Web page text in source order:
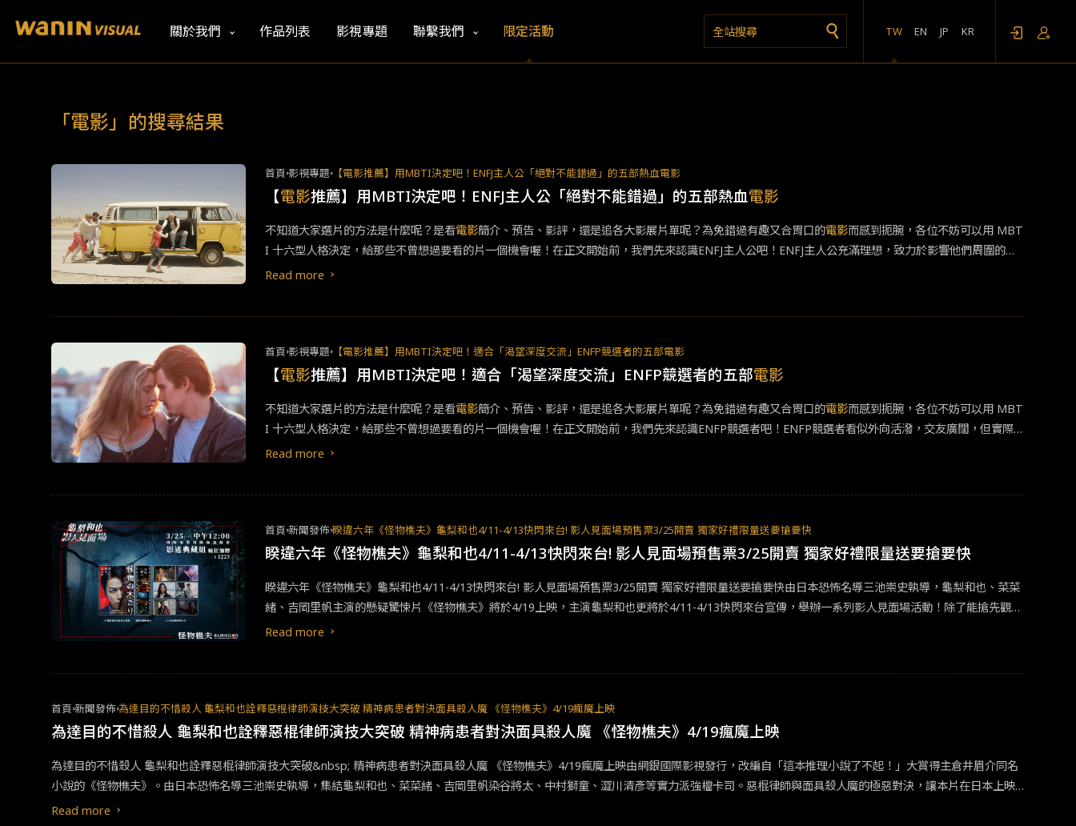
關於我們 作品列表 影視專題 聯繫我們 限定活動 TW EN JP KR
「電影」的搜尋結果
首頁 影視專題 【電影推薦】用MBTI決定吧！ENFJ主人公「絕對不能錯過」的五部熱血電影
【電影推薦】用MBTI決定吧！ENFJ主人公「絕對不能錯過」的五部熱血電影
不知道大家選片的方法是什麼呢？是看電影簡介、預告、影評，還是追各大影展片單呢？為免錯過有趣又合胃口的電影而感到扼腕，各位不妨可以用 MBT
I 十六型人格決定，給那些不曾想過要看的片一個機會喔！在正文開始前，我們先來認識ENFJ主人公吧！ENFJ主人公充滿理想，致力於影響他們周圍的世
界，總是能動員並改變身邊人，因此即便很困難他們也會只選擇正確的道路。有鑑於此，今天要介紹的五部
死亡，她希望能夠重新開始這趟泳渡挑戰。儘管多數人都不看好她，戴安娜依然不願放棄，最後找來40個人加入，並於第五次挑戰成功！ 2. 動物方城市
（2016） 《動物方城市》獲得第89屆奧斯卡最佳動畫片。故事敘述主角女警哈茱蒂和一隻街頭行騙高手尼克合作解開一樁肉食動物的失蹤案，並揭發其背
象、種族歧視等社會問題，十分寫實且深入。故事主角哈茱蒂不畏他人歧視眼光，堅持做對的事，不知不覺吸引了尼克加入她。3. 小太陽的願望（2005）
《小太陽的願望》為夫妻檔導演強納生戴頓和維萊莉法瑞斯的電影處女作，在日舞影展首映便吸引多家發行商投標爭取放映權，此片最後奪得第79屆的最
佳原著劇本及男配角獎。故事講述小女孩奧莉一家帶她去參加選美比賽途中遇上的一連串故事。此片之所以動人在於，一家人都是「魯蛇」然而，他們卻
險之旅也由此展開。然而，安弟搬家在即，他們即將失去主人，不合的兩人必須團結合作，才能回到安迪的身邊。大家有發現嗎？當中的胡迪就是標準的E
NFJ，他的熱情與堅毅總能感染周遭的人，讓大家與他朝著同一目標前進。曾看過電影的ENFJ們，是不是覺得像極了自已呢？5. 洛基（1976）《洛基》由
人生，他有著無限的渴望卻始終無法圓夢。此時，美國恰逢建國兩百年，費城舉辦了一場拳擊比賽慶祝，邀請世界冠軍阿波蘿一同歡慶。阿波蘿建議主辦
方要與籍籍無名的人來一場拳擊賽，彰顯美國的精神。在此比賽中，洛基展現永不放棄的精神感染了全部的人，即便落敗也令人熱血沸騰。
Read more
首頁 影視專題 【電影推薦】用MBTI決定吧！適合「渴望深度交流」ENFP競選者的五部電影
【電影推薦】用MBTI決定吧！適合「渴望深度交流」ENFP競選者的五部電影
不知道大家選片的方法是什麼呢？是看電影簡介、預告、影評，還是追各大影展片單呢？為免錯過有趣又合胃口的電影而感到扼腕，各位不妨可以用 MBT
I 十六型人格決定，給那些不曾想過要看的片一個機會喔！在正文開始前，我們先來認識ENFP競選者吧！ENFP競選者看似外向活潑，交友廣闊，但實際
上他們十分渴望與他人建立有意義的情感聯繫。有鑑於此，今天要介紹的五部
聖誕節。此片已於2024年3月1日感動上映，大家不要錯過了！首版預告｜延伸閱讀｜《滯留生》電影介紹&gt;&gt;&gt;https://www.wve.com.tw/topic/
111722. 幸福綠皮書（2019）《幸福綠皮書》改編自真人實事，由維果莫天森及馬赫夏拉阿里領銜主演。此片榮獲91屆奧斯卡最佳男配角、最佳原創劇
立了深厚的友情。雖然本片當時招來過度「政治正確」及「淡化」種族歧視的批評聲浪，但不可否認的是，人與人之間的確需要透過深度交流才能相互了
解，我想ENFP人們是再認同不過了吧！3. 陽光姊妹淘（2011）韓國電影《陽光姊妹淘》由姜炯哲編導，當年不僅榮獲大鐘賞最佳影片提名，更擊退該年
勁敵《熔爐》奪下最佳導演等大獎。故事講述曾經是中學「Sunny」小團體的成員時隔25年後因為大姐大春花之故，七人再次團聚，找回當年青春回憶。
正男也因此走出陰霾；本片有別於北野武的其他作品，清新、搞笑而不落俗套，值得各位一探究竟！延伸歌曲｜久石讓創作《菊次郎的夏天》Summer5.
愛在黎明破曉時 （1995）《愛在黎明破曉時》由李察林克雷特導演，由伊森霍克以及莫莉蝶兒主演，此片獲得柏林影展最佳導演獎。故事發生在一列往維
之的是兩位主角不斷藉由對話辯證、交流人生與愛情觀，投機的對談使得萍水相逢更為浪漫化！
Read more
首頁 新聞發佈睽違六年《怪物樵夫》龜梨和也4/11-4/13快閃來台! 影人見面場預售票3/25開賣 獨家好禮限量送要搶要快
睽違六年《怪物樵夫》龜梨和也4/11-4/13快閃來台! 影人見面場預售票3/25開賣 獨家好禮限量送要搶要快
睽違六年《怪物樵夫》龜梨和也4/11-4/13快閃來台! 影人見面場預售票3/25開賣 獨家好禮限量送要搶要快由日本恐怖名導三池崇史執導，龜梨和也、菜菜
緒、吉岡里帆主演的懸疑驚悚片《怪物樵夫》將於4/19上映，主演龜梨和也更將於4/11-4/13快閃來台宣傳，舉辦一系列影人見面場活動！除了能搶先觀看
《怪物樵夫》並可獲得【影迷典藏組】的預售套票好禮，龜梨和也更將現身活動，與觀眾粉絲分享拍片期間的幕後心得。 當提到將來台宣傳時，龜梨和也
了很多人生哲理，希望可以讓各位的內心感受到震撼，並開心的觀賞到最後。」。《怪物樵夫》影人見面場預售套票將於3/25(一)12:00於博客來正式開
賣，購買套票即可獲得【影迷典藏組】活動好禮，套票禮內含A3龜梨和也角色原文海報乙張、電影 珍藏膠捲卡乙份及6入
Read more
首頁 新聞發佈為達目的不惜殺人 龜梨和也詮釋惡棍律師演技大突破 精神病患者對決面具殺人魔 《怪物樵夫》4/19瘋魔上映
為達目的不惜殺人 龜梨和也詮釋惡棍律師演技大突破 精神病患者對決面具殺人魔 《怪物樵夫》4/19瘋魔上映
為達目的不惜殺人 龜梨和也詮釋惡棍律師演技大突破&nbsp; 精神病患者對決面具殺人魔 《怪物樵夫》4/19瘋魔上映由網銀國際影視發行，改編自「這本推理小說了不起！」大賞得主倉井眉介同名
小說的《怪物樵夫》。由日本恐怖名導三池崇史執導，集結龜梨和也、菜菜緒、吉岡里帆染谷將太、中村獅童、澀川清彥等實力派強檔卡司。惡棍律師與面具殺人魔的極惡對決，讓本片在日本上映
首周票房更勝《大法師：信徒》！《怪物樵夫》也已於日前發布中文版預告，並將於4/19瘋狂上映！ 《怪物樵夫》劇情講述由龜梨和也飾演的惡棍律師，其實是個為達目不惜殺人的精神病患，有天
Read more